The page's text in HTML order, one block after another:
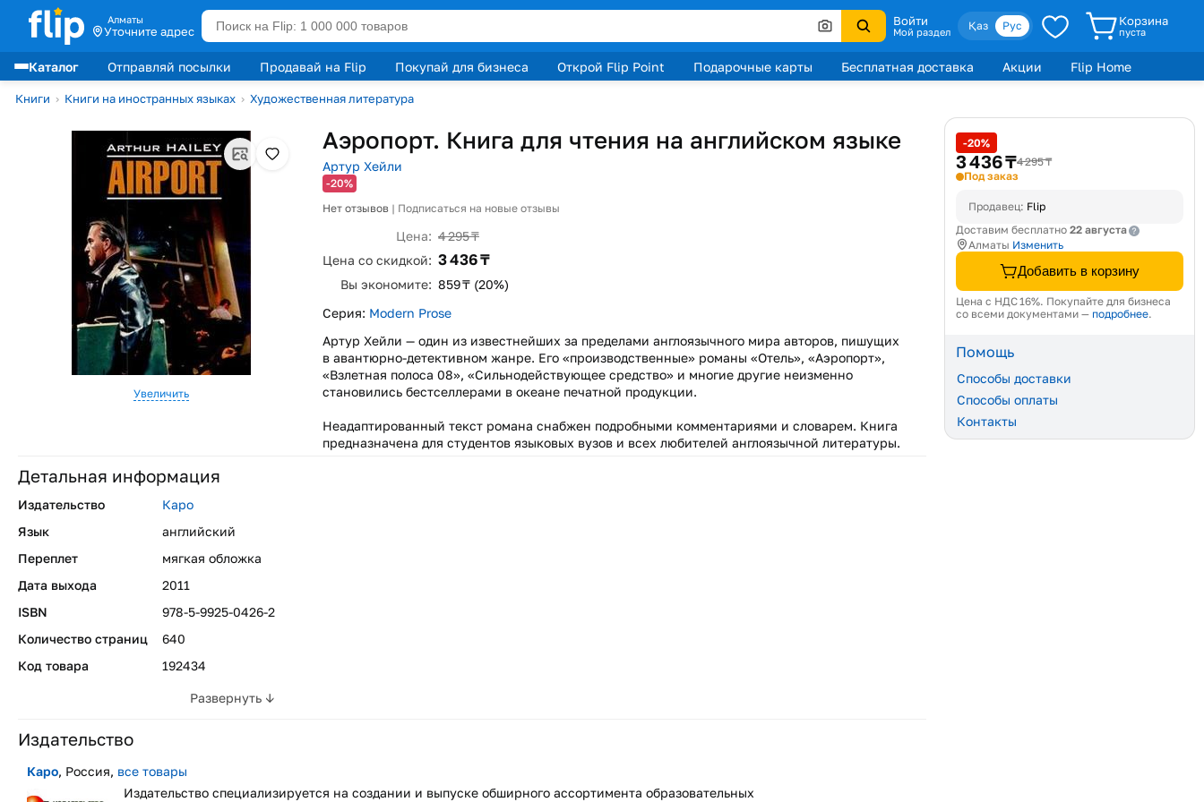
Алматы
Уточните адрес
Войти
Мой раздел Қаз Рус Корзина
пуста
Каталог Отправляй посылки Продавай на Flip Покупай для бизнеса Открой Flip Point Подарочные карты Бесплатная доставка Акции
Flip Home
Лидеры продаж
Книги › Книги на иностранных языках › Художественная литература
Увеличить
Аэропорт. Книга для чтения на английском языке
Артур Хейли
-20%
Нет отзывов | Подписаться на новые отзывы
Цена: 4 295 ₸
Цена со скидкой: 3 436 ₸
Вы экономите: 859 ₸ (20%)
Серия: Modern Prose
Артур Хейли — один из известнейших за пределами англоязычного мира авторов, пишущих
в авантюрно-детективном жанре. Его «производственные» романы «Отель», «Аэропорт»,
«Взлетная полоса 08», «Сильнодействующее средство» и многие другие неизменно
становились бестселлерами в океане печатной продукции.
Неадаптированный текст романа снабжен подробными комментариями и словарем. Книга
предназначена для студентов языковых вузов и всех любителей англоязычной литературы.
Детальная информация
Развернуть ↓
Издательство
Каро
Язык
английский
Переплет
мягкая обложка
Дата выхода
2011
ISBN
978-5-9925-0426-2
Количество страниц
640
Код товара
192434
Издательство
Каро, Россия, все товары
Издательство специализируется на создании и выпуске обширного ассортимента образовательных
-20%
3 436 ₸4 295 ₸
Под заказ
Продавец: Flip
Доставим бесплатно 22 августа
Алматы Изменить
Добавить в корзину
Цена с НДС 16%. Покупайте для бизнеса
со всеми документами — подробнее.
Помощь
Способы доставки
Способы оплаты
Контакты